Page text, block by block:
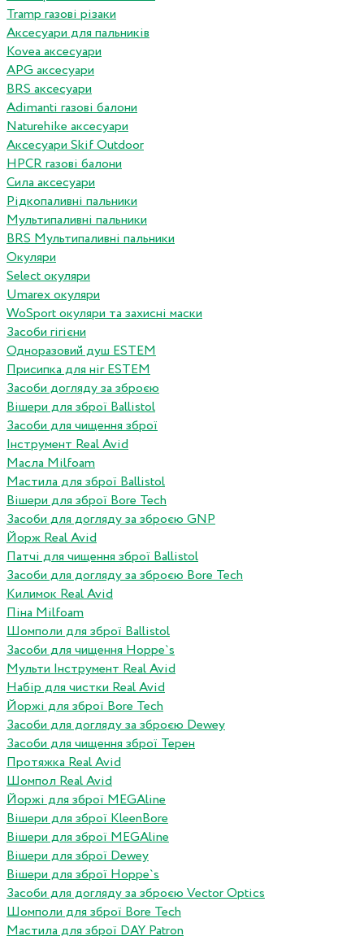
Tramp газові різаки
Аксесуари для пальників
Kovea аксесуари
APG аксесуари
BRS аксесуари
Adimanti газові балони
Naturehike аксесуари
Аксесуари Skif Outdoor
HPCR газові балони
Сила аксесуари
Рідкопаливні пальники
Мультипаливні пальники
BRS Мультипаливні пальники
Окуляри
Select окуляри
Umarex окуляри
WoSport окуляри та захисні маски
Засоби гігієни
Одноразовий душ ESTEM
Присипка для ніг ESTEM
Засоби догляду за зброєю
Вішери для зброї Ballistol
Засоби для чищення зброї
Інструмент Real Avid
Масла Milfoam
Мастила для зброї Ballistol
Вішери для зброї Bore Tech
Засоби для догляду за зброєю GNP
Йорж Real Avid
Патчі для чищення зброї Ballistol
Засоби для догляду за зброєю Bore Tech
Килимок Real Avid
Піна Milfoam
Шомполи для зброї Ballistol
Засоби для чищення Hoppe`s
Мульти Інструмент Real Avid
Набір для чистки Real Avid
Йоржі для зброї Bore Tech
Засоби для догляду за зброєю Dewey
Засоби для чищення зброї Терен
Протяжка Real Avid
Шомпол Real Avid
Йоржі для зброї MEGAline
Вішери для зброї KleenBore
Вішери для зброї MEGAline
Вішери для зброї Dewey
Вішери для зброї Hoppe`s
Засоби для догляду за зброєю Vector Optics
Шомполи для зброї Bore Tech
Мастила для зброї DAY Patron